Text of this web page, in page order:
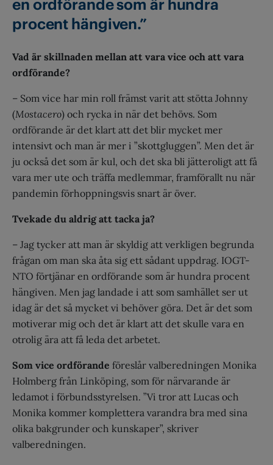
en ordförande som är hundra
procent hängiven.”
Vad är skillnaden mellan att vara vice och att vara
ordförande?
– Som vice har min roll främst varit att stötta Johnny
(Mostacero) och rycka in när det behövs. Som
ordförande är det klart att det blir mycket mer
intensivt och man är mer i ”skottgluggen”. Men det är
ju också det som är kul, och det ska bli jätteroligt att få
vara mer ute och träffa medlemmar, framförallt nu när
pandemin förhoppningsvis snart är över.
Tvekade du aldrig att tacka ja?
– Jag tycker att man är skyldig att verkligen begrunda
frågan om man ska åta sig ett sådant uppdrag. IOGT-
NTO förtjänar en ordförande som är hundra procent
hängiven. Men jag landade i att som samhället ser ut
idag är det så mycket vi behöver göra. Det är det som
motiverar mig och det är klart att det skulle vara en
otrolig ära att få leda det arbetet.
Som vice ordförande föreslår valberedningen Monika
Holmberg från Linköping, som för närvarande är
ledamot i förbundsstyrelsen. ”Vi tror att Lucas och
Monika kommer komplettera varandra bra med sina
olika bakgrunder och kunskaper”, skriver
valberedningen.